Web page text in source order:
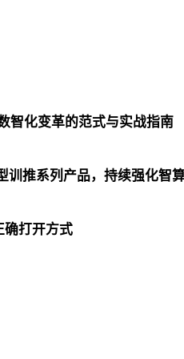
智化变革的范式与实战指南
训推系列产品，持续强化智
打开方式